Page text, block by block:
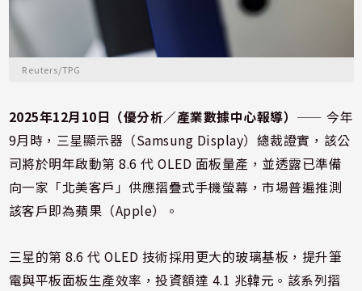
Reuters/TPG
2025年12月10日（優分析／產業數據中心報導） ⸺ 今年
9月時，三星顯示器（Samsung Display）總裁證實，該公
司將於明年啟動第 8.6 代 OLED 面板量產，並透露已準備
向一家「北美客戶」供應摺疊式手機螢幕，市場普遍推測
該客戶即為蘋果（Apple）。
三星的第 8.6 代 OLED 技術採用更大的玻璃基板，提升筆
電與平板面板生產效率，投資額達 4.1 兆韓元。該系列摺